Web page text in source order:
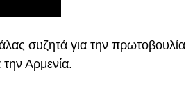
συζητά για την πρωτοβουλία
Αρμενία.